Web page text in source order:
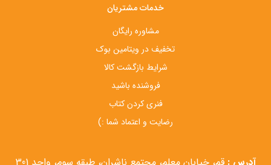
خدمات مشتریان
مشاوره رایگان
تخفیف در ویتامین بوک
شرایط بازگشت کالا
فروشنده باشید
فنری کردن کتاب
رضایت و اعتماد شما :)